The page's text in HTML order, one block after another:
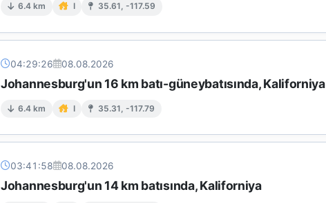
6.4 km I 35.61, -117.59
04:29:26 08.08.2026
Johannesburg'un 16 km batı-güneybatısında, Kaliforniya
6.4 km I 35.31, -117.79
03:41:58 08.08.2026
Johannesburg'un 14 km batısında, Kaliforniya